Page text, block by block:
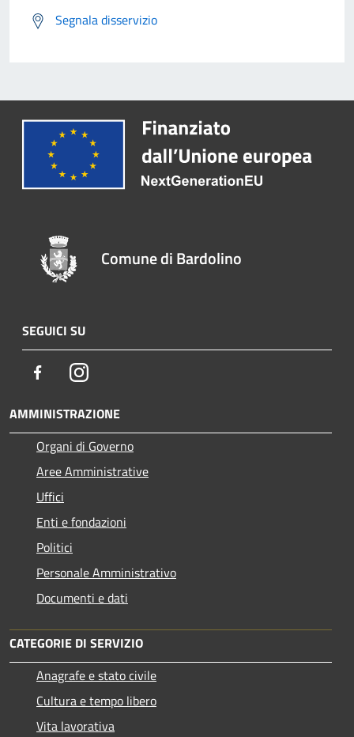
Segnala disservizio
Comune di Bardolino
SEGUICI SU
FacebookInstagram
AMMINISTRAZIONE
Organi di Governo
Aree Amministrative
Uffici
Enti e fondazioni
Politici
Personale Amministrativo
Documenti e dati
CATEGORIE DI SERVIZIO
Anagrafe e stato civile
Cultura e tempo libero
Vita lavorativa